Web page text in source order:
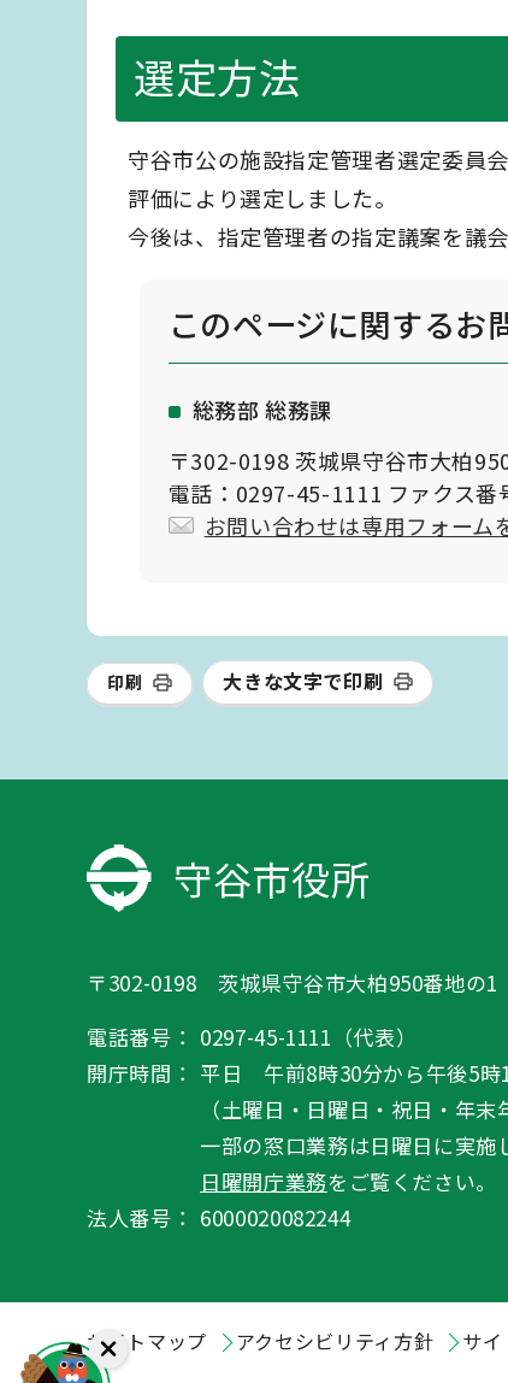
選定方法
守谷市公の施設指定管理者選定委員
評価により選定しました。
今後は、指定管理者の指定議案を議
このページに関するお
総務部 総務課
〒302-0198 茨城県守谷市大柏
電話：0297-45-1111 ファクス
お問い合わせは専用フォーム
印刷 大きな文字で印刷
守谷市役所
〒302-0198 茨城県守谷市大柏950番地の1
電話番号： 0297-45-1111（代表）
開庁時間： 平日 午前8時30分から午後5時
（土曜日・日曜日・祝日・年末
一部の窓口業務は日曜日に実施
日曜開庁業務をご覧ください。
法人番号： 6000020082244
サイトマップ アクセシビリティ方針 サイ